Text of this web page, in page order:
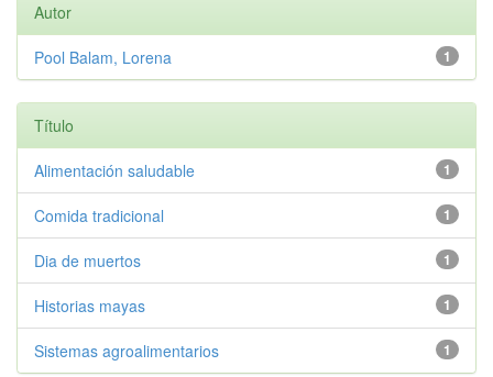
Autor
1
Pool Balam, Lorena
Título
1
Alimentación saludable
1
Comida tradicional
1
Dia de muertos
1
Historias mayas
1
Sistemas agroalimentarios